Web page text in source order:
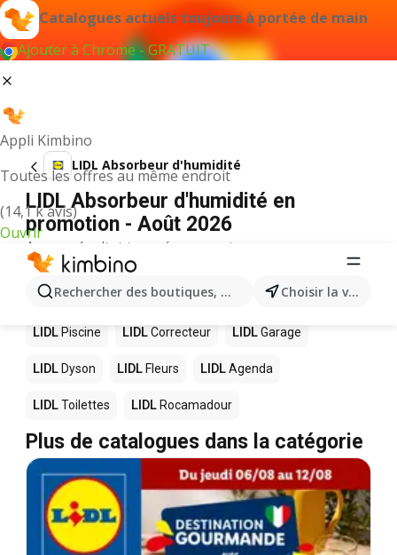
Catalogues actuels toujours à portée de main
Ajouter à Chrome - GRATUIT
Appli Kimbino
Toutes les offres au même endroit
(14,1 k avis)
Ouvrir
Rechercher des boutiques, des catégories, des Choisir la ville
LIDL Absorbeur d'humidité
LIDL Absorbeur d'humidité en
promotion - Août 2026
Aucun résultat trouvé pour ce terme.
D’autres produits dans les magasins
LIDL
LIDL Piscine LIDLCorrecteur LIDLGarage
LIDL Dyson LIDL Fleurs LIDLAgenda
LIDLToilettes LIDL Rocamadour
Plus de catalogues dans la catégorie